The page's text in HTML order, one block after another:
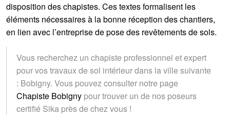
disposition des chapistes. Ces textes formalisent les
éléments nécessaires à la bonne réception des chantiers,
en lien avec l’entreprise de pose des revêtements de sols.
Vous recherchez un chapiste professionnel et expert
pour vos travaux de sol intérieur dans la ville suivante
: Bobigny. Vous pouvez consulter notre page
Chapiste Bobigny pour trouver un de nos poseurs
certifié Sika près de chez vous !